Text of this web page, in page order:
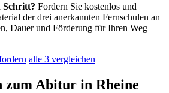
Schritt? Fordern Sie kostenlos und
der drei anerkannten Fernschulen an
Dauer und Förderung für Ihren Weg
alle 3 vergleichen
zum Abitur in Rheine